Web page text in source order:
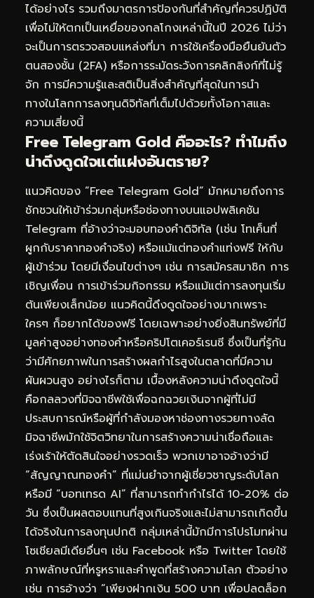
ได้อย่างไร รวมถึงมาตรการป้องกันที่สำคัญที่ควรปฏิบัติ
เพื่อไม่ให้ตกเป็นเหยื่อของกลโกงเหล่านี้ในปี 2026 ไม่ว่า
จะเป็นการตรวจสอบแหล่งที่มา การใช้เครื่องมือยืนยันตัว
ตนสองชั้น (2FA) หรือการระมัดระวังการคลิกลิงก์ที่ไม่รู้
จัก การมีความรู้และสติเป็นสิ่งสำคัญที่สุดในการนำ
ทางในโลกการลงทุนดิจิทัลที่เต็มไปด้วยทั้งโอกาสและ
ความเสี่ยงนี้
Free Telegram Gold คืออะไร? ทำไมถึง
น่าดึงดูดใจแต่แฝงอันตราย?
แนวคิดของ “Free Telegram Gold” มักหมายถึงการ
ชักชวนให้เข้าร่วมกลุ่มหรือช่องทางบนแอปพลิเคชัน
Telegram ที่อ้างว่าจะมอบทองคำดิจิทัล (เช่น โทเค็นที่
ผูกกับราคาทองคำจริง) หรือแม้แต่ทองคำแท่งฟรี ให้กับ
ผู้เข้าร่วม โดยมีเงื่อนไขต่างๆ เช่น การสมัครสมาชิก การ
เชิญเพื่อน การเข้าร่วมกิจกรรม หรือแม้แต่การลงทุนเริ่ม
ต้นเพียงเล็กน้อย แนวคิดนี้ดึงดูดใจอย่างมากเพราะ
ใครๆ ก็อยากได้ของฟรี โดยเฉพาะอย่างยิ่งสินทรัพย์ที่มี
มูลค่าสูงอย่างทองคำหรือคริปโตเคอร์เรนซี ซึ่งเป็นที่รู้กัน
ว่ามีศักยภาพในการสร้างผลกำไรสูงในตลาดที่มีความ
ผันผวนสูง อย่างไรก็ตาม เบื้องหลังความน่าดึงดูดใจนี้
คือกลลวงที่มิจฉาชีพใช้เพื่อฉกฉวยเงินจากผู้ที่ไม่มี
ประสบการณ์หรือผู้ที่กำลังมองหาช่องทางรวยทางลัด
มิจฉาชีพมักใช้จิตวิทยาในการสร้างความน่าเชื่อถือและ
เร่งเร้าให้ตัดสินใจอย่างรวดเร็ว พวกเขาอาจอ้างว่ามี
“สัญญาณทองคำ” ที่แม่นยำจากผู้เชี่ยวชาญระดับโลก
หรือมี “บอทเทรด AI” ที่สามารถทำกำไรได้ 10-20% ต่อ
วัน ซึ่งเป็นผลตอบแทนที่สูงเกินจริงและไม่สามารถเกิดขึ้น
ได้จริงในการลงทุนปกติ กลุ่มเหล่านี้มักมีการโปรโมทผ่าน
โซเชียลมีเดียอื่นๆ เช่น Facebook หรือ Twitter โดยใช้
ภาพลักษณ์ที่หรูหราและคำพูดที่สร้างความโลภ ตัวอย่าง
เช่น การอ้างว่า “เพียงฝากเงิน 500 บาท เพื่อปลดล็อก